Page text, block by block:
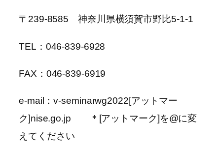
〒239-8585 神奈川県横須賀市野比5-1-1
TEL：046-839-6928
FAX：046-839-6919
e-mail：v-seminarwg2022[アットマー
ク]nise.go.jp ＊[アットマーク]を@に変
えてください